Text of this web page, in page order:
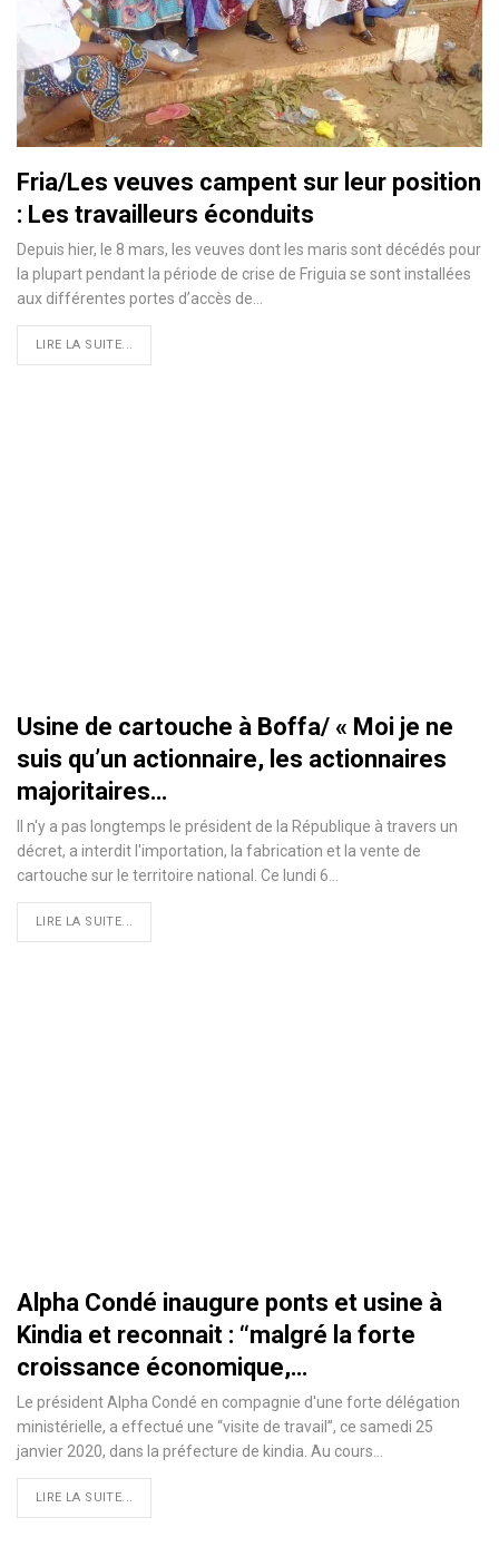
Fria/Les veuves campent sur leur position
: Les travailleurs éconduits
Depuis hier, le 8 mars, les veuves dont les maris sont décédés pour
la plupart pendant la période de crise de Friguia se sont installées
aux différentes portes d’accès de…
LIRE LA SUITE...
Usine de cartouche à Boffa/ « Moi je ne
suis qu’un actionnaire, les actionnaires
majoritaires…
Il n'y a pas longtemps le président de la République à travers un
décret, a interdit l'importation, la fabrication et la vente de
cartouche sur le territoire national. Ce lundi 6
LIRE LA SUITE...
Alpha Condé inaugure ponts et usine à
Kindia et reconnait : ‘‘malgré la forte
croissance économique,…
Le président Alpha Condé en compagnie d'une forte délégation
ministérielle, a effectué une ‘‘visite de travail’’, ce samedi 25
janvier 2020, dans la préfecture de kindia. Au cours…
LIRE LA SUITE...